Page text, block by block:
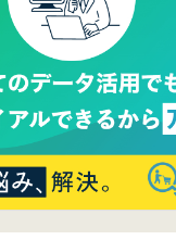
ウレコンが機能拡充し、
ューアルしました。⇒
Facebook
Facebookページを開設
詳細はこちら。
ウレコンサイトリリース